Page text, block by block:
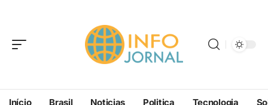
Início Brasil Noticias Politica Tecnologia